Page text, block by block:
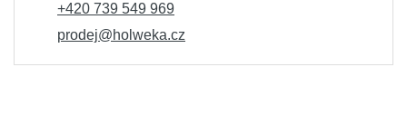
+420 739 549 969
prodej@holweka.cz